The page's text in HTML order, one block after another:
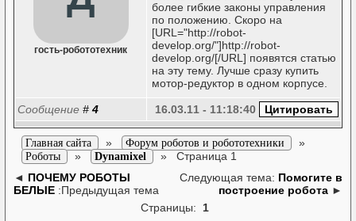
гость-робототехник
более гибкие законы управления
по положению. Скоро на
[URL="http://robot-
develop.org/"]http://robot-
develop.org/[/URL] появятся статью
на эту тему. Лучше сразу купить
мотор-редуктор в одном корпусе.
Сообщение # 4 16.03.11 - 11:18:40
Главная сайта » Форум роботов и робототехники »
Роботы » Dynamixel » Страница 1
◄ ПОЧЕМУ РОБОТЫ
БЕЛЫЕ :Предыдущая тема
Следующая тема: Помогите в
построение робота ►
Страницы: 1